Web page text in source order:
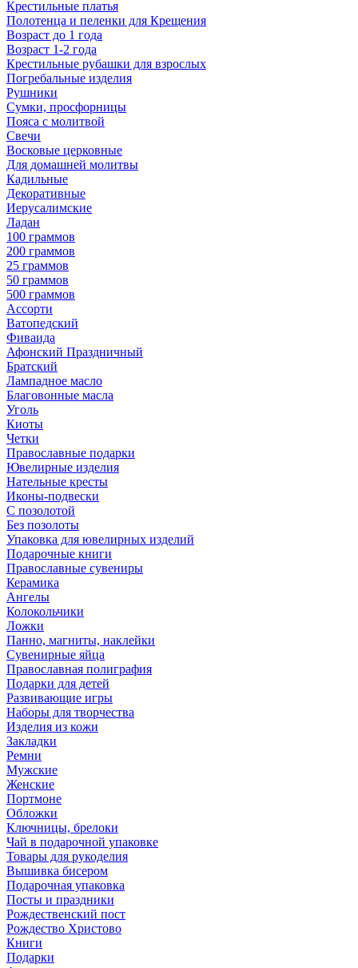
Крестильные платья
Полотенца и пеленки для Крещения
Возраст до 1 года
Возраст 1-2 года
Крестильные рубашки для взрослых
Погребальные изделия
Рушники
Сумки, просфорницы
Пояса с молитвой
Свечи
Восковые церковные
Для домашней молитвы
Кадильные
Декоративные
Иерусалимские
Ладан
100 граммов
200 граммов
25 граммов
50 граммов
500 граммов
Ассорти
Ватопедский
Фиваида
Афонский Праздничный
Братский
Лампадное масло
Благовонные масла
Уголь
Киоты
Четки
Православные подарки
Ювелирные изделия
Нательные кресты
Иконы-подвески
С позолотой
Без позолоты
Упаковка для ювелирных изделий
Подарочные книги
Православные сувениры
Керамика
Ангелы
Колокольчики
Ложки
Панно, магниты, наклейки
Сувенирные яйца
Православная полиграфия
Подарки для детей
Развивающие игры
Наборы для творчества
Изделия из кожи
Закладки
Ремни
Мужские
Женские
Портмоне
Обложки
Ключницы, брелоки
Чай в подарочной упаковке
Товары для рукоделия
Вышивка бисером
Подарочная упаковка
Посты и праздники
Рождественский пост
Рождество Христово
Книги
Подарки